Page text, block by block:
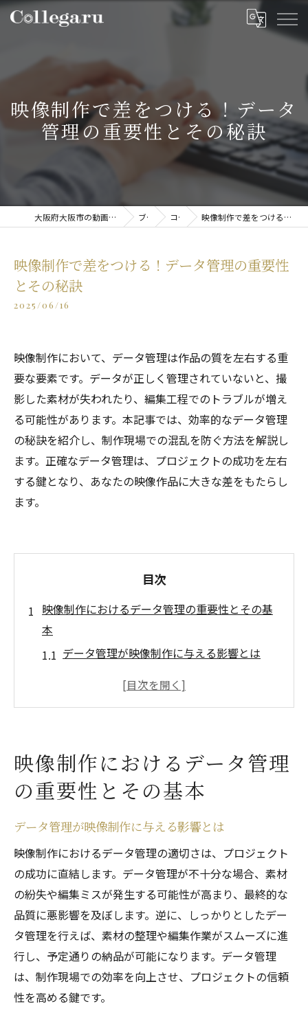
映像制作で差をつける！データ
管理の重要性とその秘訣
大阪府大阪市の動画制作・映像制作ならCollegaru ブログ コラム 映像制作で差をつける！データ管理の重要性とその秘訣
映像制作で差をつける！データ管理の重要性
とその秘訣
2025/06/16
映像制作において、データ管理は作品の質を左右する重
要な要素です。データが正しく管理されていないと、撮
影した素材が失われたり、編集工程でのトラブルが増え
る可能性があります。本記事では、効率的なデータ管理
の秘訣を紹介し、制作現場での混乱を防ぐ方法を解説し
ます。正確なデータ管理は、プロジェクトの成功を左右
する鍵となり、あなたの映像作品に大きな差をもたらし
ます。
目次
映像制作におけるデータ管理の重要性とその基
本
データ管理が映像制作に与える影響とは
基本的なデータ管理の手順と方法
プロジェクト管理とデータ管理の関係性
制作チームでのデータ共有の重要性
データ紛失によるプロジェクトの遅延
不適切なデータ管理が引き起こす品質低下
データ管理の失敗から学ぶ教訓
トラブル事例から見るデータ管理の重要性
リスク管理としてのデータ管理の役割
データ管理の失敗からの回復戦略
効率的な映像制作を実現するデータ管理の秘訣
クラウドサービスを活用したデータ管理
映像制作におけるデータ管理
の重要性とその基本
データ管理が映像制作に与える影響とは
映像制作におけるデータ管理の適切さは、プロジェクト
の成功に直結します。データ管理が不十分な場合、素材
の紛失や編集ミスが発生する可能性が高まり、最終的な
品質に悪影響を及ぼします。逆に、しっかりとしたデー
タ管理を行えば、素材の整理や編集作業がスムーズに進
行し、予定通りの納品が可能になります。データ管理
は、制作現場での効率を向上させ、プロジェクトの信頼
性を高める鍵です。